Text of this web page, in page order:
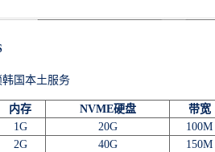
国本土服务
内存 NVME硬盘 带宽
1G 20G 100M
2G 40G 150M